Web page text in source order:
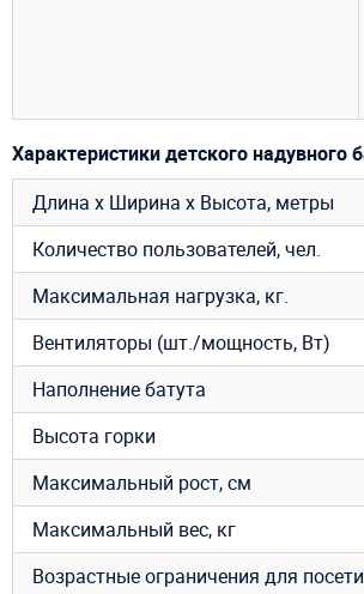
Характеристики детского надувного
Длина х Ширина х Высота, метры
Количество пользователей, чел.
Максимальная нагрузка, кг.
Вентиляторы (шт./мощность, Вт)
Наполнение батута
Высота горки
Максимальный рост, см
Максимальный вес, кг
Возрастные ограничения для